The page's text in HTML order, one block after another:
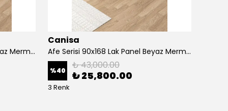
Afe Serisi 90x168 Lak Panel Beyaz Mermer Desen Masa ve 6 Sandalye Gold Kaplama Ayak
Canisa
Afe Serisi 90x168 Lak Panel Beyaz Mermer Desen Masa ve 6 Sandalye Krom Kaplama Ayak
%40 ₺ 43,000.00
₺ 25,800.00
3 Renk